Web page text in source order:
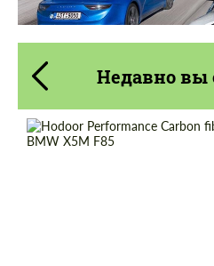
Недавно вы